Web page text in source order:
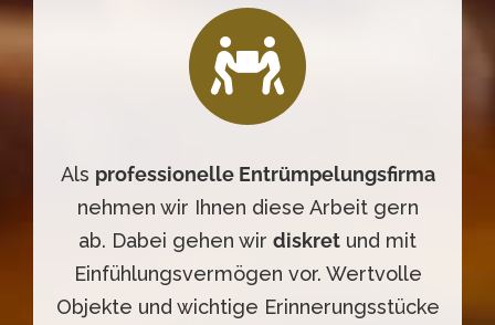
Als professionelle Entrümpelungsfirma
nehmen wir Ihnen diese Arbeit gern
ab. Dabei gehen wir diskret und mit
Einfühlungsvermögen vor. Wertvolle
Objekte und wichtige Erinnerungsstücke